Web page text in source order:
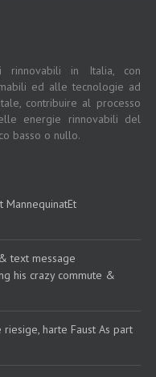
rinnovabili in Italia, con
ed alle tecnologie ad
contribuire al processo
energie rinnovabili del
basso o nullo.
MannequinatEt
text message
his crazy commute &
harte Faust As part